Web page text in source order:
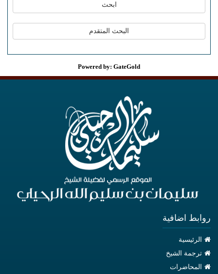
Powered by: GateGold
روابط اضافية
الرئيسية
ترجمة الشيخ
المحاضرات